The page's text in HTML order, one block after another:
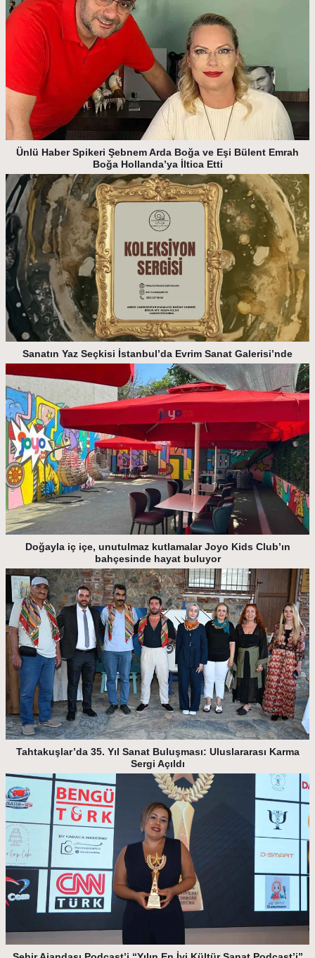
Ünlü Haber Spikeri Şebnem Arda Boğa ve Eşi Bülent Emrah
Boğa Hollanda’ya İltica Etti
Sanatın Yaz Seçkisi İstanbul’da Evrim Sanat Galerisi’nde
Doğayla iç içe, unutulmaz kutlamalar Joyo Kids Club’ın
bahçesinde hayat buluyor
Tahtakuşlar’da 35. Yıl Sanat Buluşması: Uluslararası Karma
Sergi Açıldı